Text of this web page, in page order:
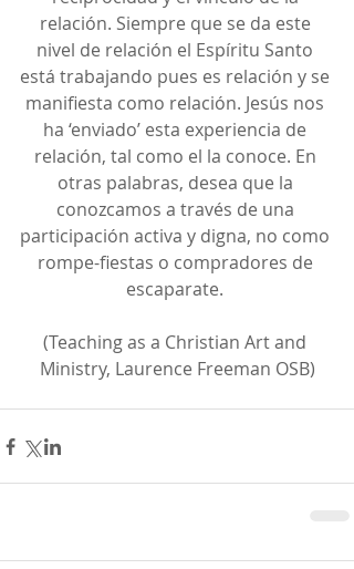
relación. Siempre que se da este
nivel de relación el Espíritu Santo
está trabajando pues es relación y se
manifiesta como relación. Jesús nos
ha ‘enviado’ esta experiencia de
relación, tal como el la conoce. En
otras palabras, desea que la
conozcamos a través de una
participación activa y digna, no como
rompe-fiestas o compradores de
escaparate.
(Teaching as a Christian Art and
Ministry, Laurence Freeman OSB)